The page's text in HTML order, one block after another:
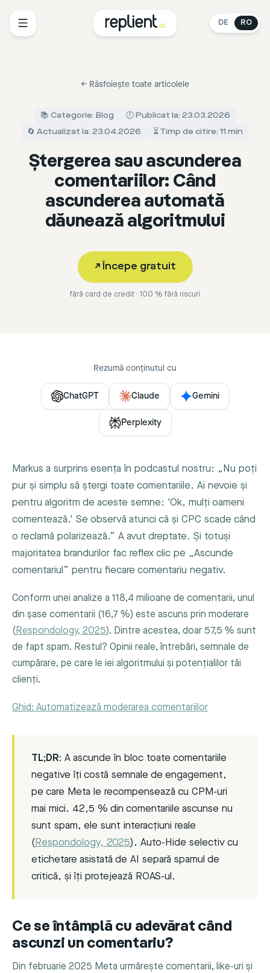
DE RO
← Răsfoiește toate articolele
📚 Categorie: Blog
🕖 Publicat la: 23.03.2026
🔄 Actualizat la: 23.04.2026
⏳ Timp de citire: 11 min
Ștergerea sau ascunderea
comentariilor: Când
ascunderea automată
dăunează algoritmului
↗ Începe gratuit
fără card de credit · 100 % fără riscuri
Rezumă conținutul cu
ChatGPT Claude Gemini
Perplexity
Markus a surprins esența în podcastul nostru: „Nu poți
pur și simplu să ștergi toate comentariile. Ai nevoie și
pentru algoritm de aceste semne: 'Ok, mulți oameni
comentează.' Se observă atunci că și CPC scade când
o reclamă polarizează.” A avut dreptate. Și totuși
majoritatea brandurilor fac reflex clic pe „Ascunde
comentariul” pentru fiecare comentariu negativ.
Conform unei analize a 118,4 milioane de comentarii, unul
din șase comentarii (16,7 %) este ascuns prin moderare
(Respondology, 2025). Dintre acestea, doar 57,5 % sunt
de fapt spam. Restul? Opinii reale, întrebări, semnale de
cumpărare, pe care le iei algoritmului și potențialilor tăi
clienți.
Ghid: Automatizează moderarea comentariilor
TL;DR: A ascunde în bloc toate comentariile
negative îți costă semnale de engagement,
pe care Meta le recompensează cu CPM-uri
mai mici. 42,5 % din comentariile ascunse nu
sunt spam, ele sunt interacțiuni reale
(Respondology, 2025). Auto-Hide selectiv cu
etichetare asistată de AI separă spamul de
critică, și îți protejează ROAS-ul.
Ce se întâmplă cu adevărat când
ascunzi un comentariu?
Din februarie 2025 Meta urmărește comentarii, like-uri și